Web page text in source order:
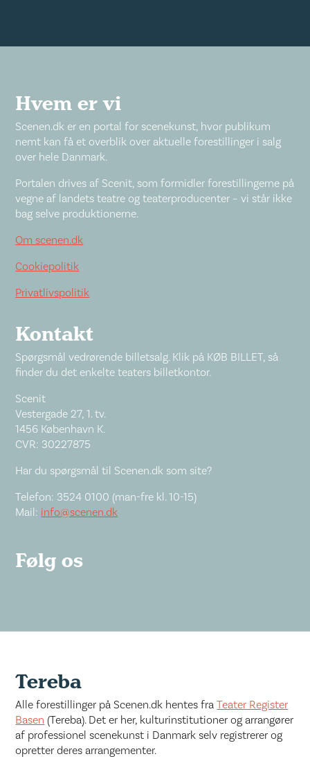
Hvem er vi
Scenen.dk er en portal for scenekunst, hvor publikum
nemt kan få et overblik over aktuelle forestillinger i salg
over hele Danmark.
Portalen drives af Scenit, som formidler forestillingerne på
vegne af landets teatre og teaterproducenter – vi står ikke
bag selve produktionerne.
Om scenen.dk
Cookiepolitik
Privatlivspolitik
Kontakt
Spørgsmål vedrørende billetsalg. Klik på KØB BILLET, så
finder du det enkelte teaters billetkontor.
Scenit
Vestergade 27, 1. tv.
1456 København K.
CVR: 30227875
Har du spørgsmål til Scenen.dk som site?
Telefon: 3524 0100 (man-fre kl. 10-15)
Mail: info@scenen.dk
Følg os
Tereba
Alle forestillinger på Scenen.dk hentes fraTeater Register
Basen (Tereba). Det er her, kulturinstitutioner og arrangører
af professionel scenekunst i Danmark selv registrerer og
opretter deres arrangementer.